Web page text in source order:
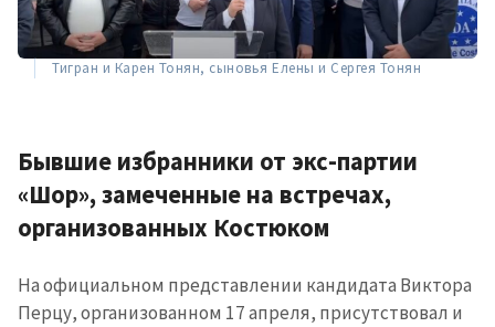
Тигран и Карен Тонян, сыновья Елены и Сергея Тонян
Бывшие избранники от экс-партии
«Шор», замеченные на встречах,
организованных Костюком
На официальном представлении кандидата Виктора
Перцу, организованном 17 апреля, присутствовал и